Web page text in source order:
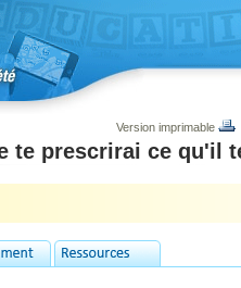
Version imprimable
te prescrirai ce qu'il